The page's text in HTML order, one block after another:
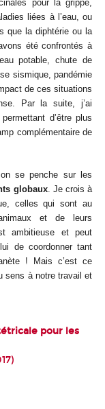
pour la grippe,
liées à l’eau, ou
que la diphtérie ou la
été confrontés à
potable, chute de
sismique, pandémie
de ces situations
Par la suite, j’ai
d’être plus
complémentaire de
se penche sur les
globaux. Je crois à
celles qui sont au
et de leurs
ambitieuse et peut
de coordonner tant
! Mais c’est ce
sens à notre travail et
pour les